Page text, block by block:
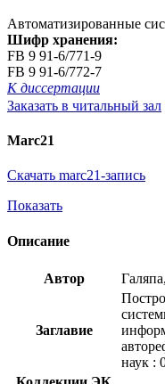
Автоматизированные
Шифр хранения:
FB 9 91-6/771-9
FB 9 91-6/772-7
К диссертации
Заказать в читальный зал
Marc21
Скачать marc21-запись
Показать
Описание
Автор
Заглавие
наук :